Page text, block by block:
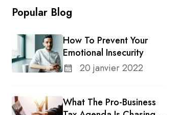
Popular Blog
How To Prevent Your
Emotional Insecurity
20 janvier 2022
What The Pro-Business